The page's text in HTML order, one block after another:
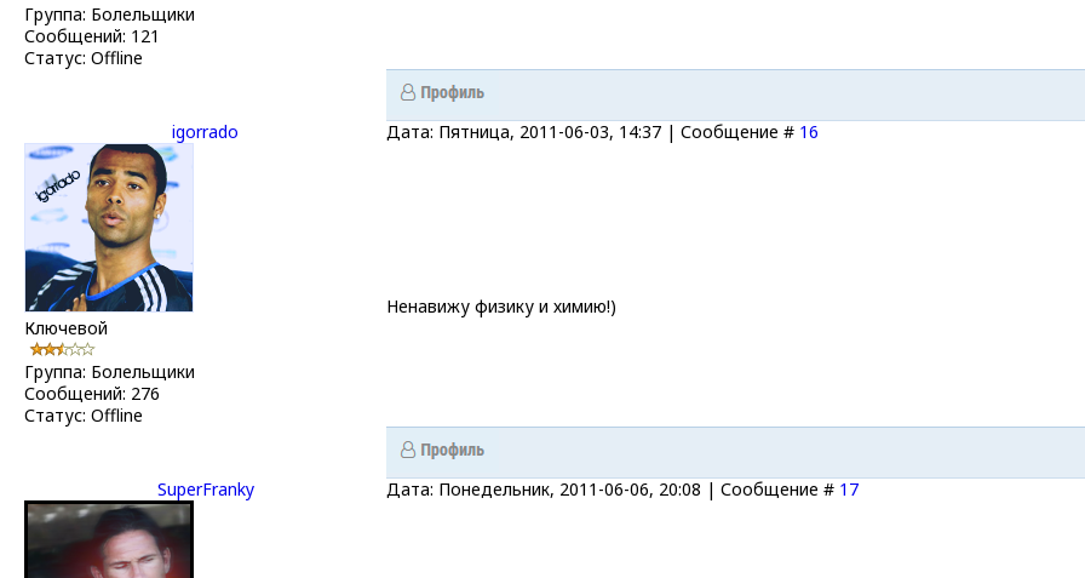
Группа: Болельщики
Сообщений: 121
Статус: Offline
igorrado Дата: Пятница, 2011-06-03, 14:37 | Сообщение # 16
Ключевой
Группа: Болельщики
Сообщений: 276
Статус: Offline
Ненавижу физику и химию!)
SuperFranky Дата: Понедельник, 2011-06-06, 20:08 | Сообщение # 17